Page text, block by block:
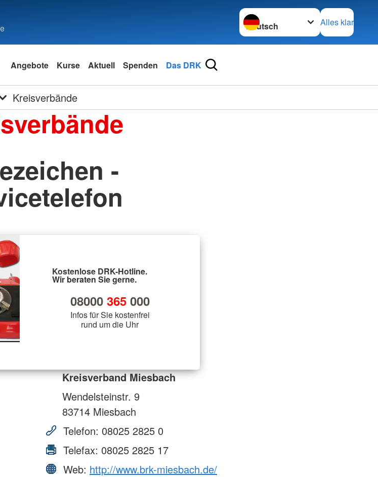
Sprache wechseln zu
Alles klar
Angebote Kurse Aktuell Spenden Das DRK
Kreisverbände
-
Kostenlose DRK-Hotline.
Wir beraten Sie gerne.
08000 365000
Infos für Sie kostenfrei
rund um die Uhr
Kreisverband Miesbach
Wendelsteinstr. 9
83714 Miesbach
Telefon: 08025 2825 0
Telefax: 08025 2825 17
Web: http://www.brk-miesbach.de/